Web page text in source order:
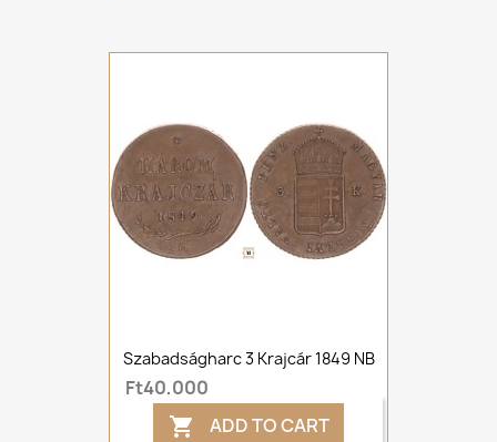
Szabadságharc 3 Krajcár 1849 NB
Ft40,000
 ADD TO CART